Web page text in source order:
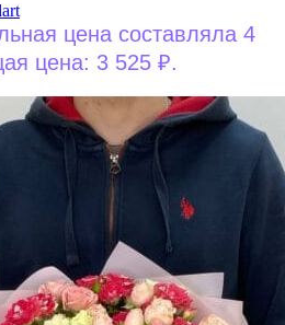
цена составляла 4
цена: 3 525 ₽.